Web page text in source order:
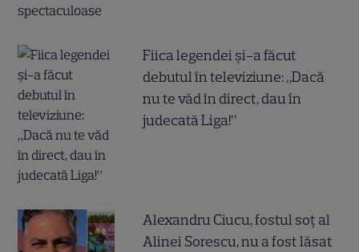
Fiica legendei și-a făcut
debutul în televiziune: „Dacă
nu te văd în direct, dau în
judecată Liga!”
Alexandru Ciucu, fostul soț al
Alinei Sorescu, nu a fost lăsat